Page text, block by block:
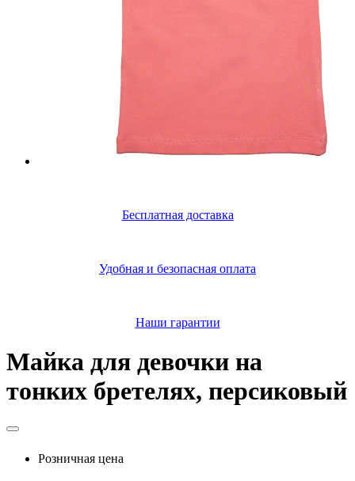
Бесплатная доставка
Удобная и безопасная оплата
Наши гарантии
Майка для девочки на
тонких бретелях, персиковый
Розничная цена